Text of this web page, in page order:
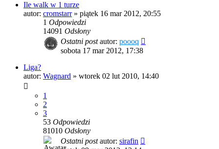
Ile walk w 1 turze
autor: cromstarr» piątek 16 mar 2012, 20:55
1 Odpowiedzi
14091 Odsłony
Ostatni postautor: poooq
sobota 17 mar 2012, 17:38
Liga?
autor: Wagnard » wtorek 02 lut 2010, 14:40
1
2
3
53 Odpowiedzi
81010 Odsłony
Ostatni postautor: sirafin